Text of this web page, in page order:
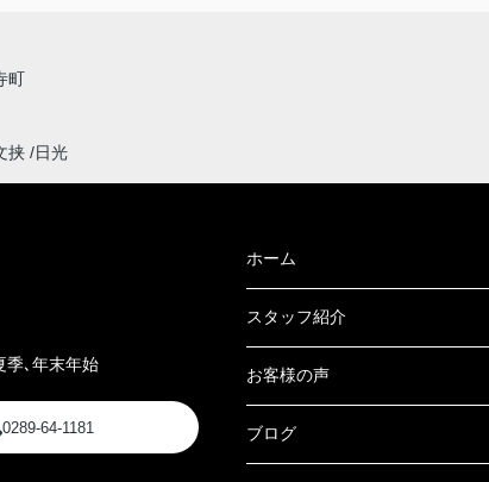
町
挟 日光
季､年末年始
0289-64-1181
ホーム
スタッフ紹介
お客様の声
ブログ